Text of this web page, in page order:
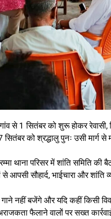
से 1 सितंबर को शुरू होकर
को श्रद्धालु पुनः उसी मार्ग से
थाना परिसर में शांति समिति
आपसी सौहार्द, भाईचारा और
गाने नहीं बजेंगे और यदि कहीं किसी
फैलाने वालों पर सख्त